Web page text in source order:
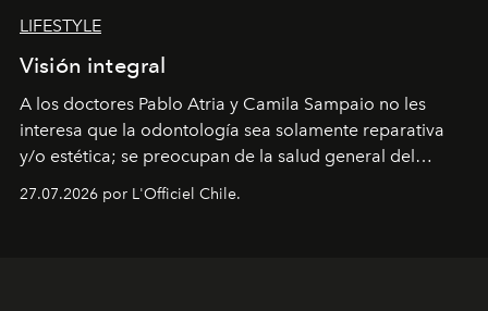
LIFESTYLE
Visión integral
A los doctores Pablo Atria y Camila Sampaio no les
interesa que la odontología sea solamente reparativa
y/o estética; se preocupan de la salud general del
paciente y entienden la prevención como una arista
intransable.
27.07.2026 por L'Officiel Chile.